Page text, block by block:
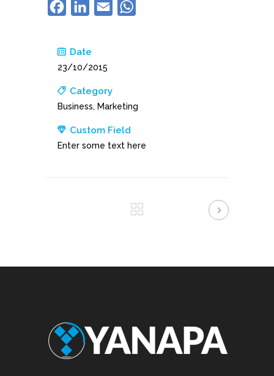
FacebookLinkedIn
Email
Date
23/10/2015
Category
Business, Marketing
Custom Field
Enter some text here